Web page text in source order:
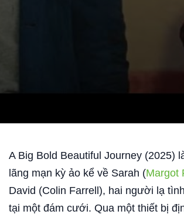
Video phim Hành Trình Rực Rỡ Ta
A Big Bold Beautiful Journey (2025)
lãng mạn kỳ ảo kể về Sarah (Margot
David (Colin Farrell), hai người lạ
tại một đám cưới. Qua một thiết bị